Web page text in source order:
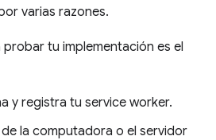
varias razones.
tu implementación es el
y registra tu service worker.
la computadora o el servidor